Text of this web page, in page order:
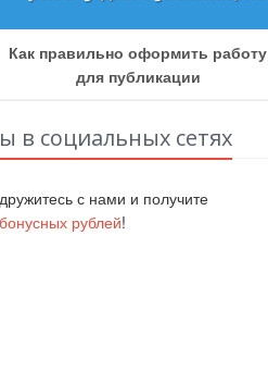
Как получить бонусные баллы
в социальных сетях
с нами и получите
рублей!